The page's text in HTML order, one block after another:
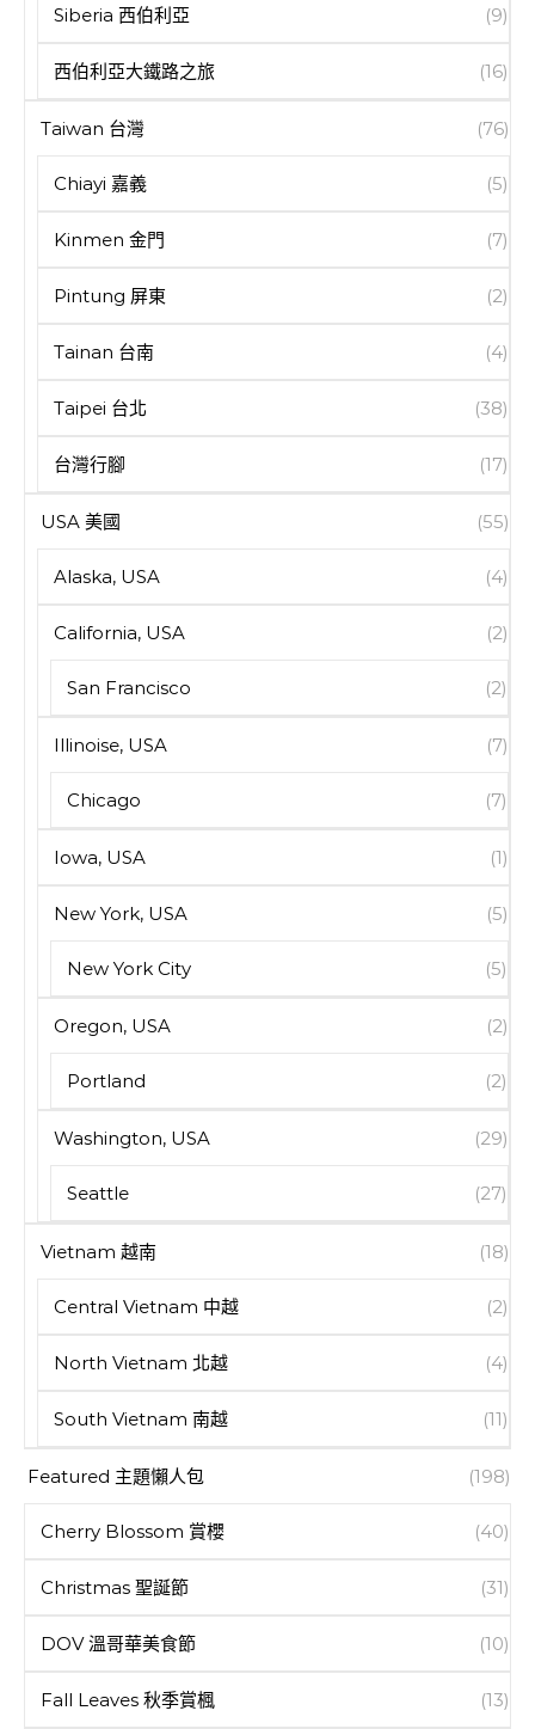
Siberia 西伯利亞 (9)
西伯利亞大鐵路之旅 (16)
Taiwan 台灣 (76)
Chiayi 嘉義 (5)
Kinmen 金門 (7)
Pintung 屏東 (2)
Tainan 台南 (4)
Taipei 台北 (38)
台灣行腳 (17)
USA 美國 (55)
Alaska, USA (4)
California, USA (2)
San Francisco (2)
Illinoise, USA (7)
Chicago (7)
Iowa, USA (1)
New York, USA (5)
New York City (5)
Oregon, USA (2)
Portland (2)
Washington, USA (29)
Seattle (27)
Vietnam 越南 (18)
Central Vietnam 中越 (2)
North Vietnam 北越 (4)
South Vietnam 南越 (11)
Featured 主題懶人包 (198)
Cherry Blossom 賞櫻 (40)
Christmas 聖誕節 (31)
DOV 溫哥華美食節 (10)
Fall Leaves 秋季賞楓 (13)